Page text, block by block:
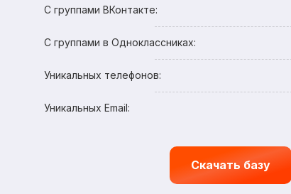
С группами ВКонтакте:
С группами в Одноклассниках:
Уникальных телефонов:
Уникальных Email:
Скачать базу